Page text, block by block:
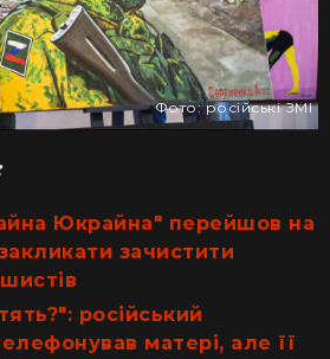
Фото: російські ЗМІ
Юкрайна" перейшов на
зачистити
російський
матері, але її